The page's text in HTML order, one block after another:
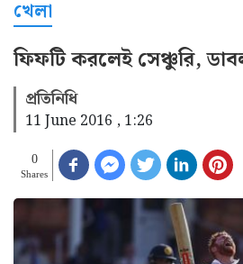
খেলা
ফিফটি করলেই সেঞ্চুরি,
প্রতিনিধি
11 June 2016 , 1:26
0
Shares